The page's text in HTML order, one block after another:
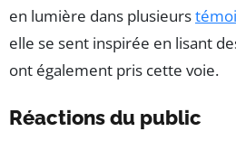
en lumière dans plusieurs
elle se sent inspirée en lisant
ont également pris cette voie.
Réactions du public